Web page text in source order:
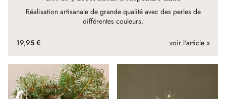
Réalisation artisanale de grande qualité avec des perles de
différentes couleurs.
19,95 € voir l'article »